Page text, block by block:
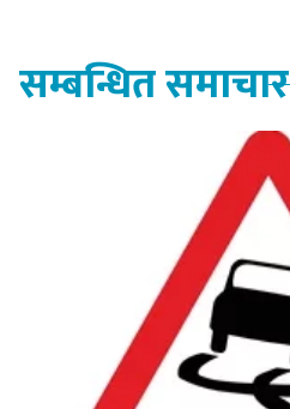
सम्बन्धित समाचार